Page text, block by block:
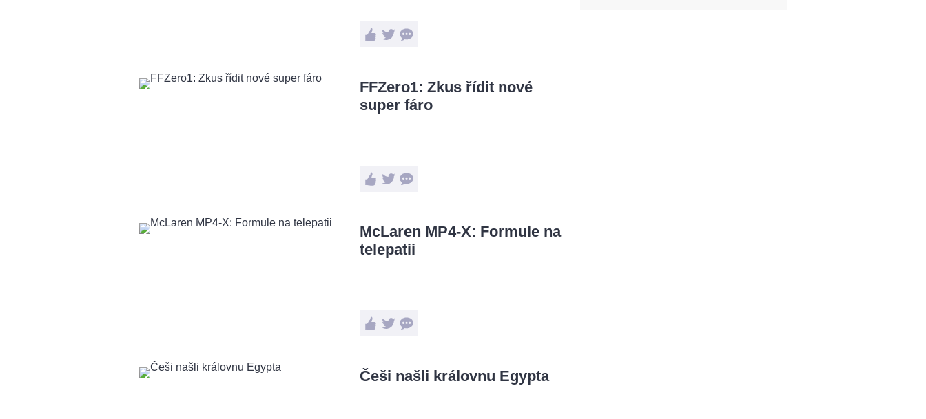
FFZero1: Zkus řídit nové
super fáro
McLaren MP4-X: Formule na
telepatii
Češi našli královnu Egypta